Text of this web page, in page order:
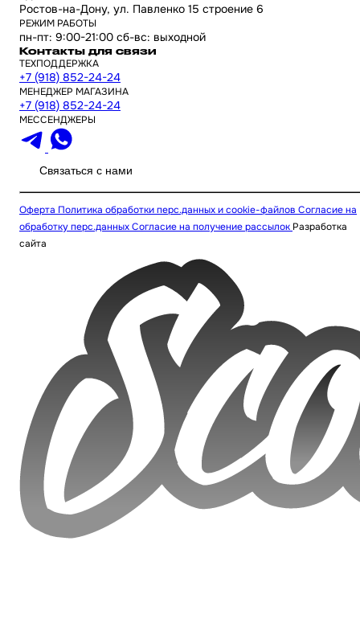
Ростов-на-Дону, ул. Павленко 15 строение 6
РЕЖИМ РАБОТЫ
пн-пт: 9:00-21:00 сб-вс: выходной
Контакты для связи
ТЕХПОДДЕРЖКА
+7 (918) 852-24-24
МЕНЕДЖЕР МАГАЗИНА
+7 (918) 852-24-24
МЕССЕНДЖЕРЫ
Связаться с нами
Оферта Политика обработки перс.данных и cookie-файлов Согласие на
обработку перс.данныхСогласие на получение рассылок Разработка
сайта